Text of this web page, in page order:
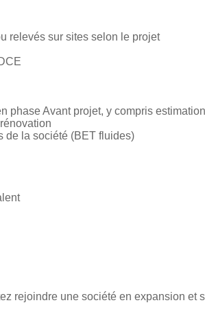
relevés sur sites selon le projet
phase Avant projet, y compris
de la société (BET fluides)
rejoindre une société en expansion et